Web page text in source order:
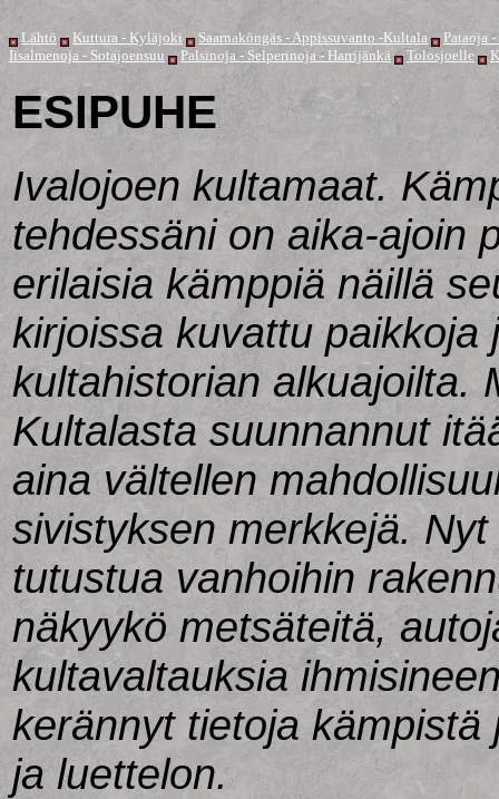
Lähtö Kuttura - Kyläjoki Saarnaköngäs - Appissuvanto -Kultala
Pataoja
Iisalmenoja - Sotajoensuu
Palsinoja - Selperinoja - Harrijänkä Tolosjoelle
ESIPUHE
Ivalojoen kultamaat.
tehdessäni on aika-ajoin
erilaisia kämppiä näillä
kirjoissa kuvattu paikkoja
kultahistorian alkuajoilta.
Kultalasta suunnannut
aina vältellen
sivistyksen merkkejä.
tutustua vanhoihin
näkyykö metsäteitä,
kultavaltauksia
kerännyt tietoja
ja luettelon.